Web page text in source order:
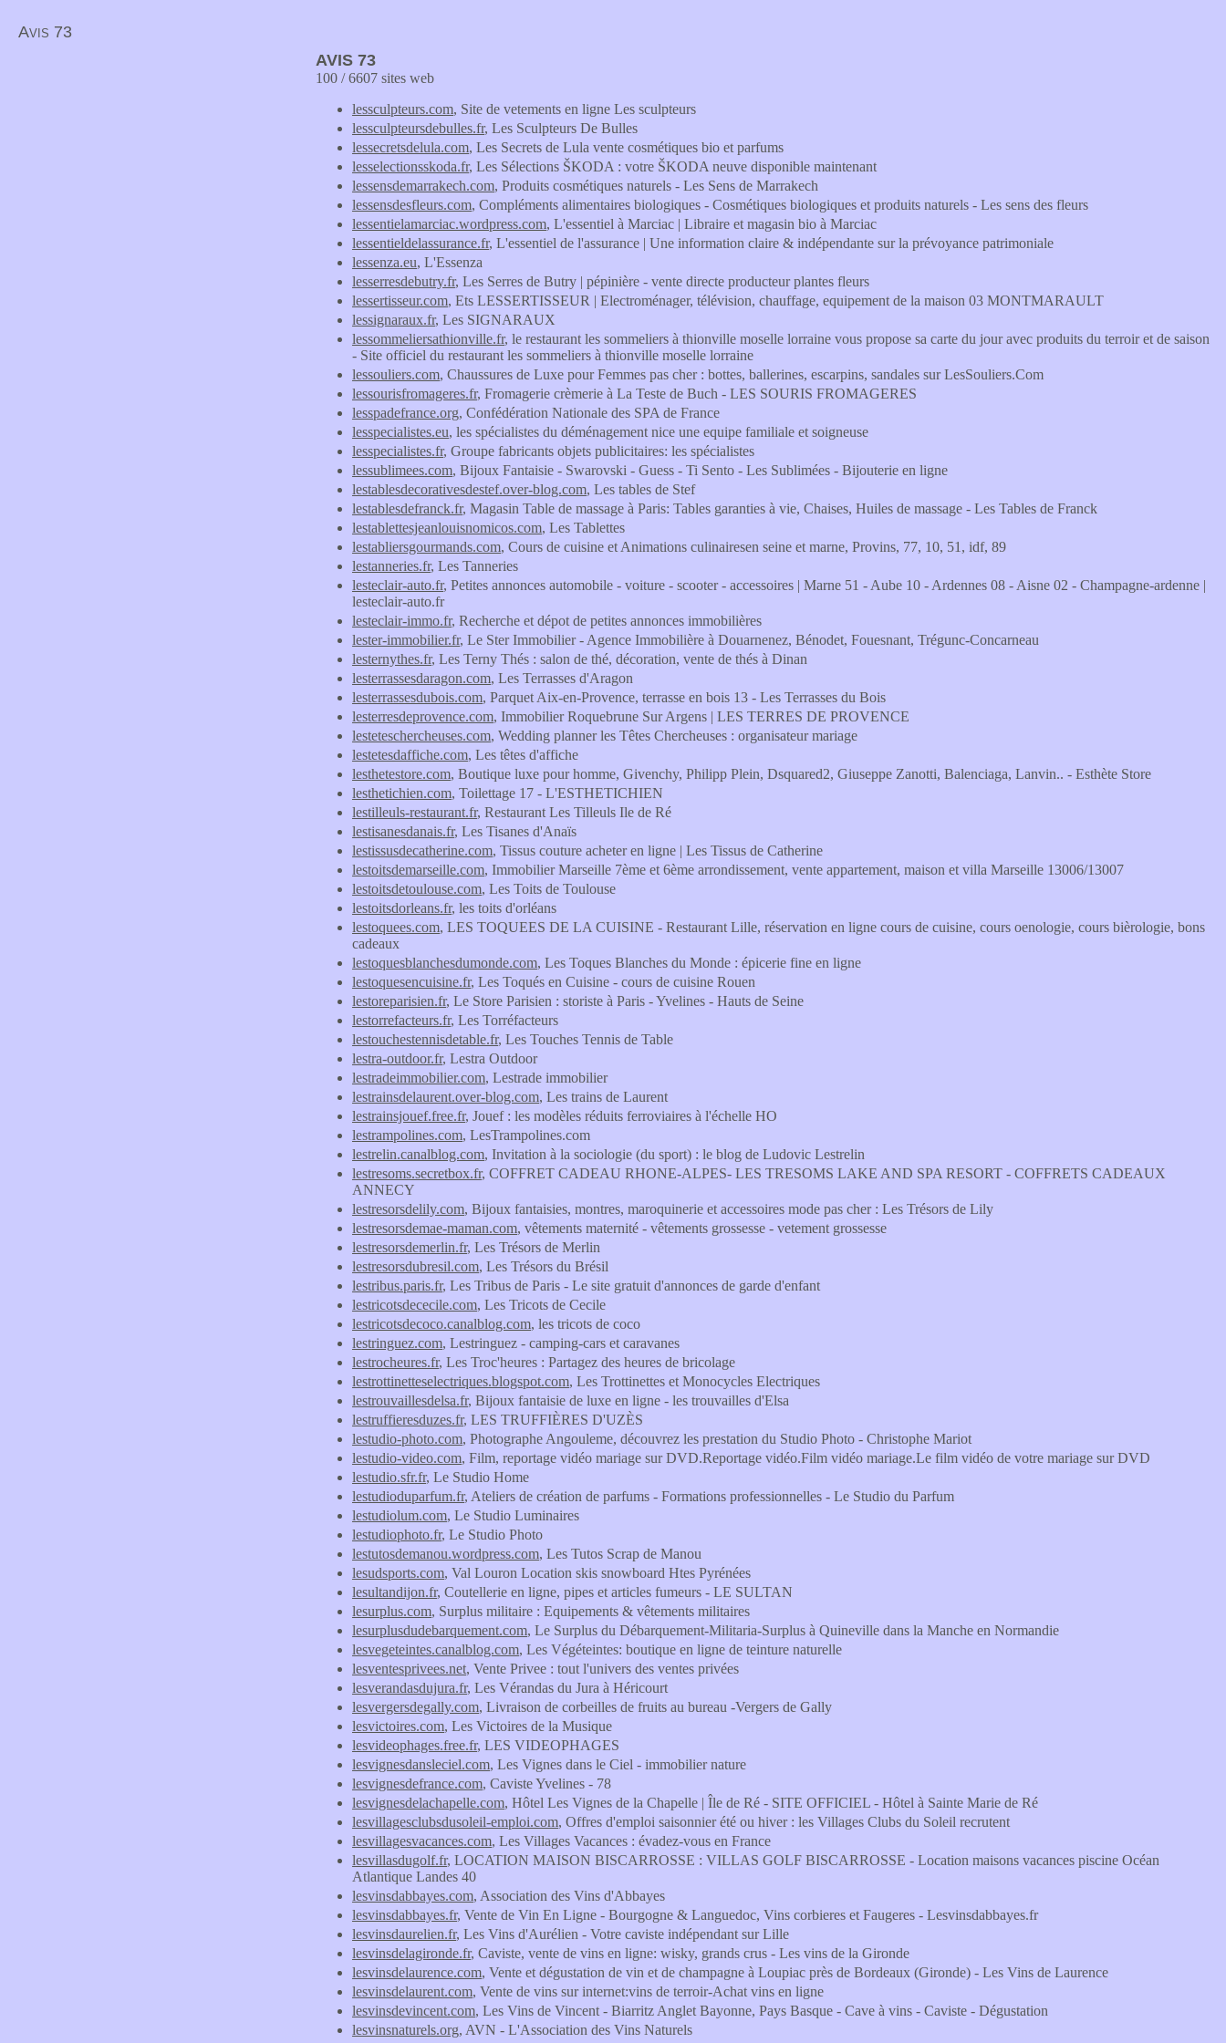
Avis 73
AVIS 73
100 / 6607 sites web
lessculpteurs.com, Site de vetements en ligne Les sculpteurs
lessculpteursdebulles.fr, Les Sculpteurs De Bulles
lessecretsdelula.com, Les Secrets de Lula vente cosmétiques bio et parfums
lesselectionsskoda.fr, Les Sélections ŠKODA : votre ŠKODA neuve disponible maintenant
lessensdemarrakech.com, Produits cosmétiques naturels - Les Sens de Marrakech
lessensdesfleurs.com, Compléments alimentaires biologiques - Cosmétiques biologiques et produits naturels - Les sens des fleurs
lessentielamarciac.wordpress.com, L'essentiel à Marciac | Libraire et magasin bio à Marciac
lessentieldelassurance.fr, L'essentiel de l'assurance | Une information claire & indépendante sur la prévoyance patrimoniale
lessenza.eu, L'Essenza
lesserresdebutry.fr, Les Serres de Butry | pépinière - vente directe producteur plantes fleurs
lessertisseur.com, Ets LESSERTISSEUR | Electroménager, télévision, chauffage, equipement de la maison 03 MONTMARAULT
lessignaraux.fr, Les SIGNARAUX
lessommeliersathionville.fr, le restaurant les sommeliers à thionville moselle lorraine vous propose sa carte du jour avec produits du terroir et de saison
- Site officiel du restaurant les sommeliers à thionville moselle lorraine
lessouliers.com, Chaussures de Luxe pour Femmes pas cher : bottes, ballerines, escarpins, sandales sur LesSouliers.Com
lessourisfromageres.fr, Fromagerie crèmerie à La Teste de Buch - LES SOURIS FROMAGERES
lesspadefrance.org, Confédération Nationale des SPA de France
lesspecialistes.eu, les spécialistes du déménagement nice une equipe familiale et soigneuse
lesspecialistes.fr, Groupe fabricants objets publicitaires: les spécialistes
lessublimees.com, Bijoux Fantaisie - Swarovski - Guess - Ti Sento - Les Sublimées - Bijouterie en ligne
lestablesdecorativesdestef.over-blog.com, Les tables de Stef
lestablesdefranck.fr, Magasin Table de massage à Paris: Tables garanties à vie, Chaises, Huiles de massage - Les Tables de Franck
lestablettesjeanlouisnomicos.com, Les Tablettes
lestabliersgourmands.com, Cours de cuisine et Animations culinairesen seine et marne, Provins, 77, 10, 51, idf, 89
lestanneries.fr, Les Tanneries
lesteclair-auto.fr, Petites annonces automobile - voiture - scooter - accessoires | Marne 51 - Aube 10 - Ardennes 08 - Aisne 02 - Champagne-ardenne |
lesteclair-auto.fr
lesteclair-immo.fr, Recherche et dépot de petites annonces immobilières
lester-immobilier.fr, Le Ster Immobilier - Agence Immobilière à Douarnenez, Bénodet, Fouesnant, Trégunc-Concarneau
lesternythes.fr, Les Terny Thés : salon de thé, décoration, vente de thés à Dinan
lesterrassesdaragon.com, Les Terrasses d'Aragon
lesterrassesdubois.com, Parquet Aix-en-Provence, terrasse en bois 13 - Les Terrasses du Bois
lesterresdeprovence.com, Immobilier Roquebrune Sur Argens | LES TERRES DE PROVENCE
lesteteschercheuses.com, Wedding planner les Têtes Chercheuses : organisateur mariage
lestetesdaffiche.com, Les têtes d'affiche
lesthetestore.com, Boutique luxe pour homme, Givenchy, Philipp Plein, Dsquared2, Giuseppe Zanotti, Balenciaga, Lanvin.. - Esthète Store
lesthetichien.com, Toilettage 17 - L'ESTHETICHIEN
lestilleuls-restaurant.fr, Restaurant Les Tilleuls Ile de Ré
lestisanesdanais.fr, Les Tisanes d'Anaïs
lestissusdecatherine.com, Tissus couture acheter en ligne | Les Tissus de Catherine
lestoitsdemarseille.com, Immobilier Marseille 7ème et 6ème arrondissement, vente appartement, maison et villa Marseille 13006/13007
lestoitsdetoulouse.com, Les Toits de Toulouse
lestoitsdorleans.fr, les toits d'orléans
lestoquees.com, LES TOQUEES DE LA CUISINE - Restaurant Lille, réservation en ligne cours de cuisine, cours oenologie, cours bièrologie, bons
cadeaux
lestoquesblanchesdumonde.com, Les Toques Blanches du Monde : épicerie fine en ligne
lestoquesencuisine.fr, Les Toqués en Cuisine - cours de cuisine Rouen
lestoreparisien.fr, Le Store Parisien : storiste à Paris - Yvelines - Hauts de Seine
lestorrefacteurs.fr, Les Torréfacteurs
lestouchestennisdetable.fr, Les Touches Tennis de Table
lestra-outdoor.fr, Lestra Outdoor
lestradeimmobilier.com, Lestrade immobilier
lestrainsdelaurent.over-blog.com, Les trains de Laurent
lestrainsjouef.free.fr, Jouef : les modèles réduits ferroviaires à l'échelle HO
lestrampolines.com, LesTrampolines.com
lestrelin.canalblog.com, Invitation à la sociologie (du sport) : le blog de Ludovic Lestrelin
lestresoms.secretbox.fr, COFFRET CADEAU RHONE-ALPES- LES TRESOMS LAKE AND SPA RESORT - COFFRETS CADEAUX
ANNECY
lestresorsdelily.com, Bijoux fantaisies, montres, maroquinerie et accessoires mode pas cher : Les Trésors de Lily
lestresorsdemae-maman.com, vêtements maternité - vêtements grossesse - vetement grossesse
lestresorsdemerlin.fr, Les Trésors de Merlin
lestresorsdubresil.com, Les Trésors du Brésil
lestribus.paris.fr, Les Tribus de Paris - Le site gratuit d'annonces de garde d'enfant
lestricotsdececile.com, Les Tricots de Cecile
lestricotsdecoco.canalblog.com, les tricots de coco
lestringuez.com, Lestringuez - camping-cars et caravanes
lestrocheures.fr, Les Troc'heures : Partagez des heures de bricolage
lestrottinetteselectriques.blogspot.com, Les Trottinettes et Monocycles Electriques
lestrouvaillesdelsa.fr, Bijoux fantaisie de luxe en ligne - les trouvailles d'Elsa
lestruffieresduzes.fr, LES TRUFFIÈRES D'UZÈS
lestudio-photo.com, Photographe Angouleme, découvrez les prestation du Studio Photo - Christophe Mariot
lestudio-video.com, Film, reportage vidéo mariage sur DVD.Reportage vidéo.Film vidéo mariage.Le film vidéo de votre mariage sur DVD
lestudio.sfr.fr, Le Studio Home
lestudioduparfum.fr, Ateliers de création de parfums - Formations professionnelles - Le Studio du Parfum
lestudiolum.com, Le Studio Luminaires
lestudiophoto.fr, Le Studio Photo
lestutosdemanou.wordpress.com, Les Tutos Scrap de Manou
lesudsports.com, Val Louron Location skis snowboard Htes Pyrénées
lesultandijon.fr, Coutellerie en ligne, pipes et articles fumeurs - LE SULTAN
lesurplus.com, Surplus militaire : Equipements & vêtements militaires
lesurplusdudebarquement.com, Le Surplus du Débarquement-Militaria-Surplus à Quineville dans la Manche en Normandie
lesvegeteintes.canalblog.com, Les Végéteintes: boutique en ligne de teinture naturelle
lesventesprivees.net, Vente Privee : tout l'univers des ventes privées
lesverandasdujura.fr, Les Vérandas du Jura à Héricourt
lesvergersdegally.com, Livraison de corbeilles de fruits au bureau -Vergers de Gally
lesvictoires.com, Les Victoires de la Musique
lesvideophages.free.fr, LES VIDEOPHAGES
lesvignesdansleciel.com, Les Vignes dans le Ciel - immobilier nature
lesvignesdefrance.com, Caviste Yvelines - 78
lesvignesdelachapelle.com, Hôtel Les Vignes de la Chapelle | Île de Ré - SITE OFFICIEL - Hôtel à Sainte Marie de Ré
lesvillagesclubsdusoleil-emploi.com, Offres d'emploi saisonnier été ou hiver : les Villages Clubs du Soleil recrutent
lesvillagesvacances.com, Les Villages Vacances : évadez-vous en France
lesvillasdugolf.fr, LOCATION MAISON BISCARROSSE : VILLAS GOLF BISCARROSSE - Location maisons vacances piscine Océan
Atlantique Landes 40
lesvinsdabbayes.com, Association des Vins d'Abbayes
lesvinsdabbayes.fr, Vente de Vin En Ligne - Bourgogne & Languedoc, Vins corbieres et Faugeres - Lesvinsdabbayes.fr
lesvinsdaurelien.fr, Les Vins d'Aurélien - Votre caviste indépendant sur Lille
lesvinsdelagironde.fr, Caviste, vente de vins en ligne: wisky, grands crus - Les vins de la Gironde
lesvinsdelaurence.com, Vente et dégustation de vin et de champagne à Loupiac près de Bordeaux (Gironde) - Les Vins de Laurence
lesvinsdelaurent.com, Vente de vins sur internet:vins de terroir-Achat vins en ligne
lesvinsdevincent.com, Les Vins de Vincent - Biarritz Anglet Bayonne, Pays Basque - Cave à vins - Caviste - Dégustation
lesvinsnaturels.org, AVN - L'Association des Vins Naturels